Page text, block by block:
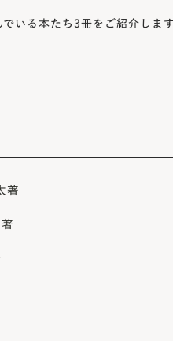
いる本たち3冊をご紹介しま
著